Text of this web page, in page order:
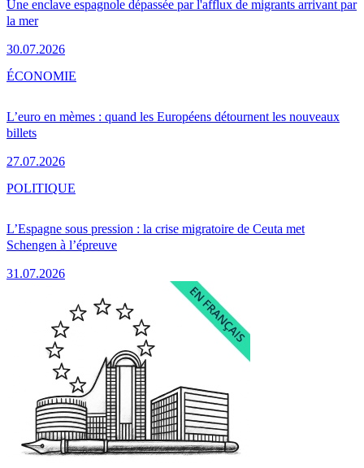
Une enclave espagnole dépassée par l'afflux de migrants arrivant par
la mer
30.07.2026
L’euro en mèmes : quand les Européens détournent les nouveaux
billets
27.07.2026
ÉCONOMIE
L’Espagne sous pression : la crise migratoire de Ceuta met
Schengen à l’épreuve
31.07.2026
POLITIQUE